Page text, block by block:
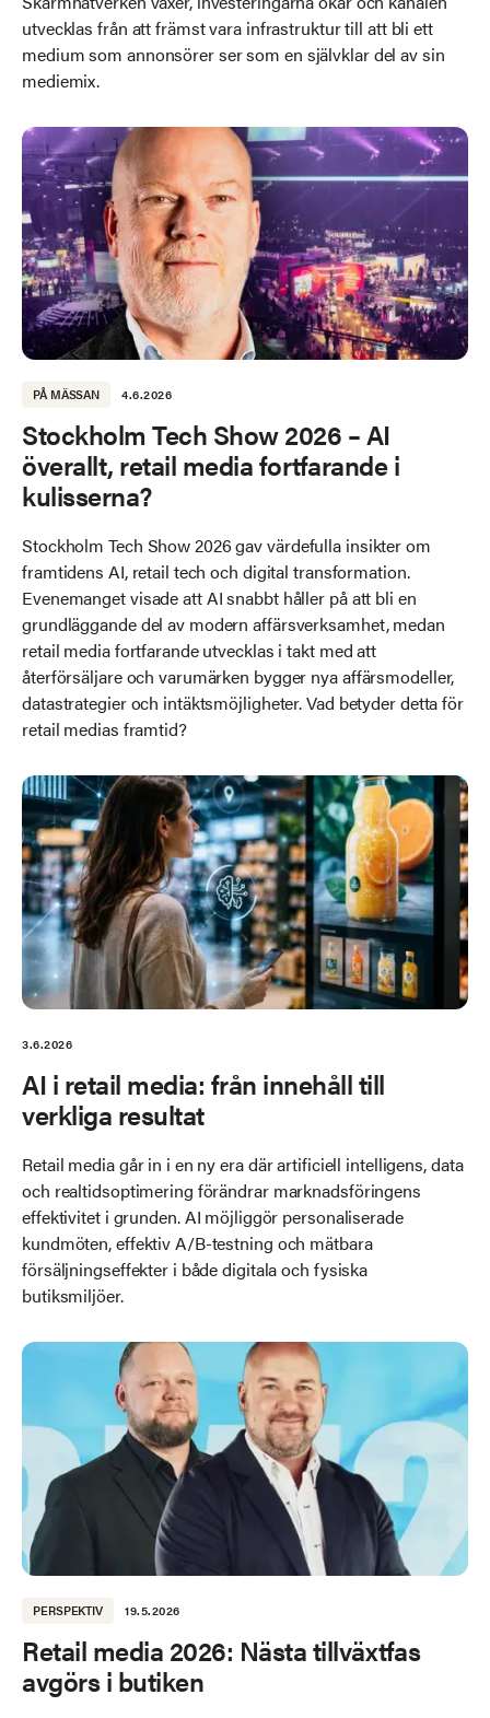
utvecklas från att främst vara infrastruktur till att bli ett
medium som annonsörer ser som en självklar del av sin
mediemix.
PÅ MÄSSAN 4.6.2026
Stockholm Tech Show 2026 – AI
överallt, retail media fortfarande i
kulisserna?
Stockholm Tech Show 2026 gav värdefulla insikter om
framtidens AI, retail tech och digital transformation.
Evenemanget visade att AI snabbt håller på att bli en
grundläggande del av modern affärsverksamhet, medan
retail media fortfarande utvecklas i takt med att
återförsäljare och varumärken bygger nya affärsmodeller,
datastrategier och intäktsmöjligheter. Vad betyder detta för
retail medias framtid?
3.6.2026
AI i retail media: från innehåll till
verkliga resultat
Retail media går in i en ny era där artificiell intelligens, data
och realtidsoptimering förändrar marknadsföringens
effektivitet i grunden. AI möjliggör personaliserade
kundmöten, effektiv A/B-testning och mätbara
försäljningseffekter i både digitala och fysiska
butiksmiljöer.
PERSPEKTIV 19.5.2026
Retail media 2026: Nästa tillväxtfas
avgörs i butiken